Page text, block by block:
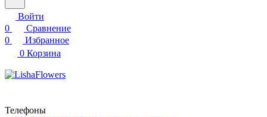
Войти
0
Сравнение
0
Избранное
0 Корзина
Телефоны